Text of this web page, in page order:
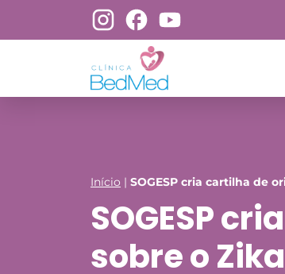
Início | SOGESP cria cartilha de
SOGESP
sobre o